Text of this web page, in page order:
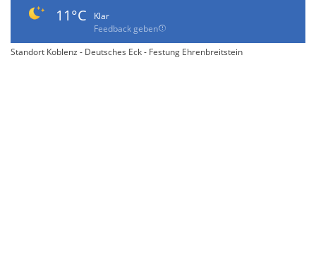
11°C
Klar
Feedback geben
Standort Koblenz - Deutsches Eck - Festung Ehrenbreitstein